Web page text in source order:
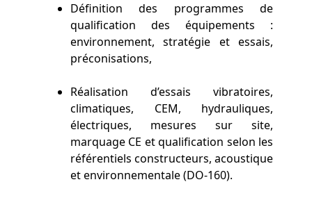
Définition des programmes de
qualification des équipements :
environnement, stratégie et essais,
préconisations,
Réalisation d’essais vibratoires,
climatiques, CEM, hydrauliques,
électriques, mesures sur site,
marquage CE et qualification selon les
référentiels constructeurs, acoustique
et environnementale (DO-160).